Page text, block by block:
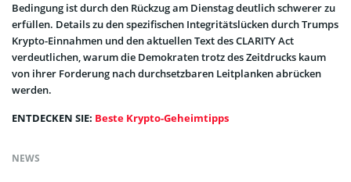
Bedingung ist durch den Rückzug am Dienstag deutlich schwerer zu
erfüllen. Details zu den spezifischen Integritätslücken durch Trumps
Krypto-Einnahmen und den aktuellen Text des CLARITY Act
verdeutlichen, warum die Demokraten trotz des Zeitdrucks kaum
von ihrer Forderung nach durchsetzbaren Leitplanken abrücken
werden.
ENTDECKEN SIE: Beste Krypto-Geheimtipps
NEWS